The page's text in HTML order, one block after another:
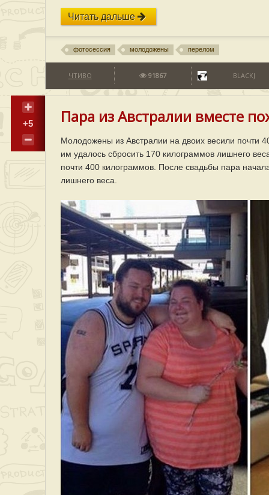
Читать дальше
фотосессия молодожены перелом
ЧТИВО 91867 BLACKJ
+5 Пара из Австралии вместе
Молодожены из Австралии на двоих весили почти
им удалось сбросить 170 килограммов лишнего
почти 400 килограммов. После свадьбы пара
лишнего веса.